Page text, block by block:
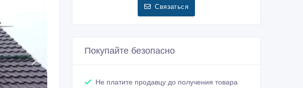
Связаться
Покупайте безопасно
Не платите продавцу до получения товара